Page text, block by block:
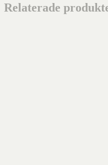
Relaterade